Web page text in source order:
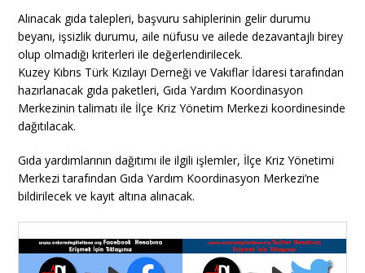
Alınacak gıda talepleri, başvuru sahiplerinin gelir durumu
beyanı, işsizlik durumu, aile nüfusu ve ailede dezavantajlı birey
olup olmadığı kriterleri ile değerlendirilecek.
Kuzey Kıbrıs Türk Kızılayı Derneği ve Vakıflar İdaresi tarafından
hazırlanacak gıda paketleri, Gıda Yardım Koordinasyon
Merkezinin talimatı ile İlçe Kriz Yönetim Merkezi koordinesinde
dağıtılacak.
Gıda yardımlarının dağıtımı ile ilgili işlemler, İlçe Kriz Yönetimi
Merkezi tarafından Gıda Yardım Koordinasyon Merkezi’ne
bildirilecek ve kayıt altına alınacak.